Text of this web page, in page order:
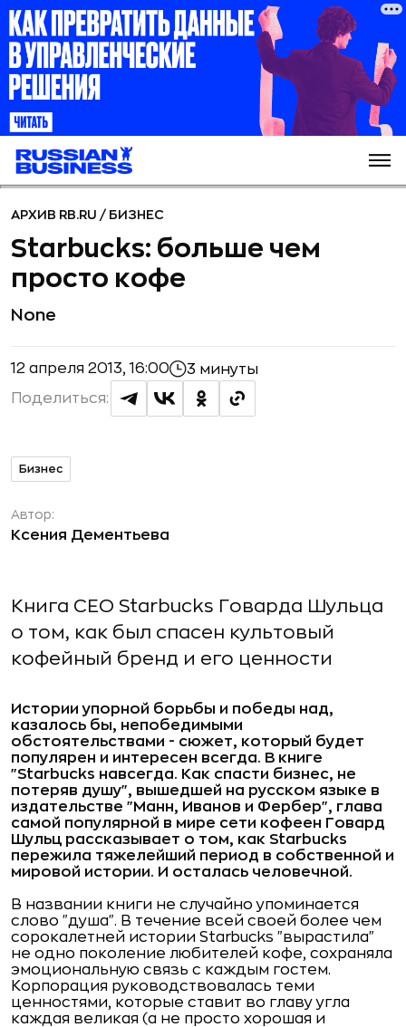
АРХИВ RB.RU / БИЗНЕС
Starbucks: больше чем
просто кофе
None
12 апреля 2013, 16:00 3 минуты
Поделиться:
Бизнес
Автор:
Ксения Дементьева
Книга СЕО Starbucks Говарда Шульца
о том, как был спасен культовый
кофейный бренд и его ценности
Истории упорной борьбы и победы над,
казалось бы, непобедимыми
обстоятельствами - сюжет, который будет
популярен и интересен всегда. В книге
"Starbucks навсегда. Как спасти бизнес, не
потеряв душу", вышедшей на русском языке в
издательстве "Манн, Иванов и Фербер", глава
самой популярной в мире сети кофеен Говард
Шульц рассказывает о том, как Starbucks
пережила тяжелейший период в собственной и
мировой истории. И осталась человечной.
В названии книги не случайно упоминается
слово "душа". В течение всей своей более чем
сорокалетней истории Starbucks "вырастила"
не одно поколение любителей кофе, сохраняла
эмоциональную связь с каждым гостем.
Корпорация руководствовалась теми
ценностями, которые ставит во главу угла
каждая великая (а не просто хорошая и